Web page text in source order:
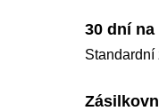
30 dní
Standardní